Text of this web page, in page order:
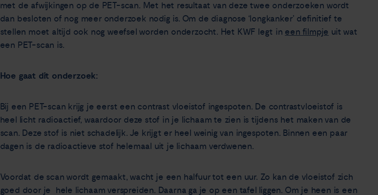
met de afwijkingen op de PET-scan. Met het resultaat van deze twee onderzoeken wordt
dan besloten of nog meer onderzoek nodig is. Om de diagnose ‘longkanker’ definitief te
stellen moet altijd ook nog weefsel worden onderzocht. Het KWF legt in een filmpje uit wat
een PET-scan is.
Hoe gaat dit onderzoek:
Bij een PET-scan krijg je eerst een contrast vloeistof ingespoten. De contrastvloeistof is
heel licht radioactief, waardoor deze stof in je lichaam te zien is tijdens het maken van de
scan. Deze stof is niet schadelijk. Je krijgt er heel weinig van ingespoten. Binnen een paar
dagen is de radioactieve stof helemaal uit je lichaam verdwenen.
Voordat de scan wordt gemaakt, wacht je een halfuur tot een uur. Zo kan de vloeistof zich
goed door je hele lichaam verspreiden. Daarna ga je op een tafel liggen. Om je heen is een